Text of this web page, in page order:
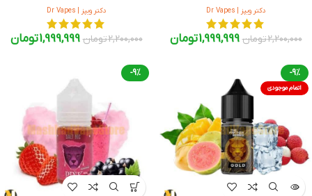
دکتر ویپز | Dr Vapes
2,200,000تومان 1,999,999تومان
دکتر ویپز | Dr Vapes
2,200,000تومان 1,999,999تومان
-9%
اتمام موجودی
-9%